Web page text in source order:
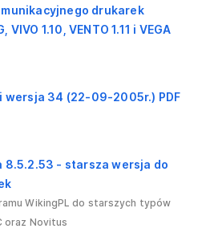
drukarek
1.10, VENTO 1.11 i VEGA
wersja 34 (22-09-2005r.) PDF
8.5.2.53 - starsza wersja do
WikingPL do starszych typów
oraz Novitus